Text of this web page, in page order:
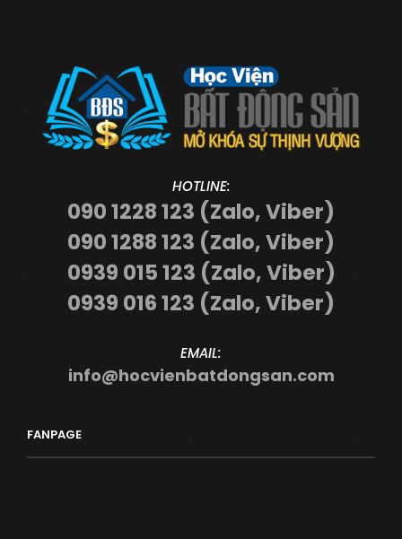
HOTLINE:
090 1228 123 (Zalo, Viber)
090 1288 123 (Zalo, Viber)
0939 015 123 (Zalo, Viber)
0939 016 123 (Zalo, Viber)
EMAIL:
info@hocvienbatdongsan.com
FANPAGE